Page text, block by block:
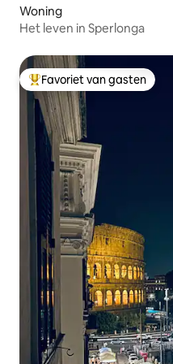
Woning
Het leven in Sperlonga
Topfavoriet van gasten
Favoriet van gasten